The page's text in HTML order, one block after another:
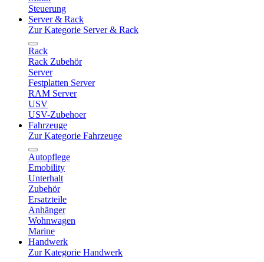
Steuerung
Server & Rack
Zur Kategorie Server & Rack
Rack
Rack Zubehör
Server
Festplatten Server
RAM Server
USV
USV-Zubehoer
Fahrzeuge
Zur Kategorie Fahrzeuge
Autopflege
Emobility
Unterhalt
Zubehör
Ersatzteile
Anhänger
Wohnwagen
Marine
Handwerk
Zur Kategorie Handwerk